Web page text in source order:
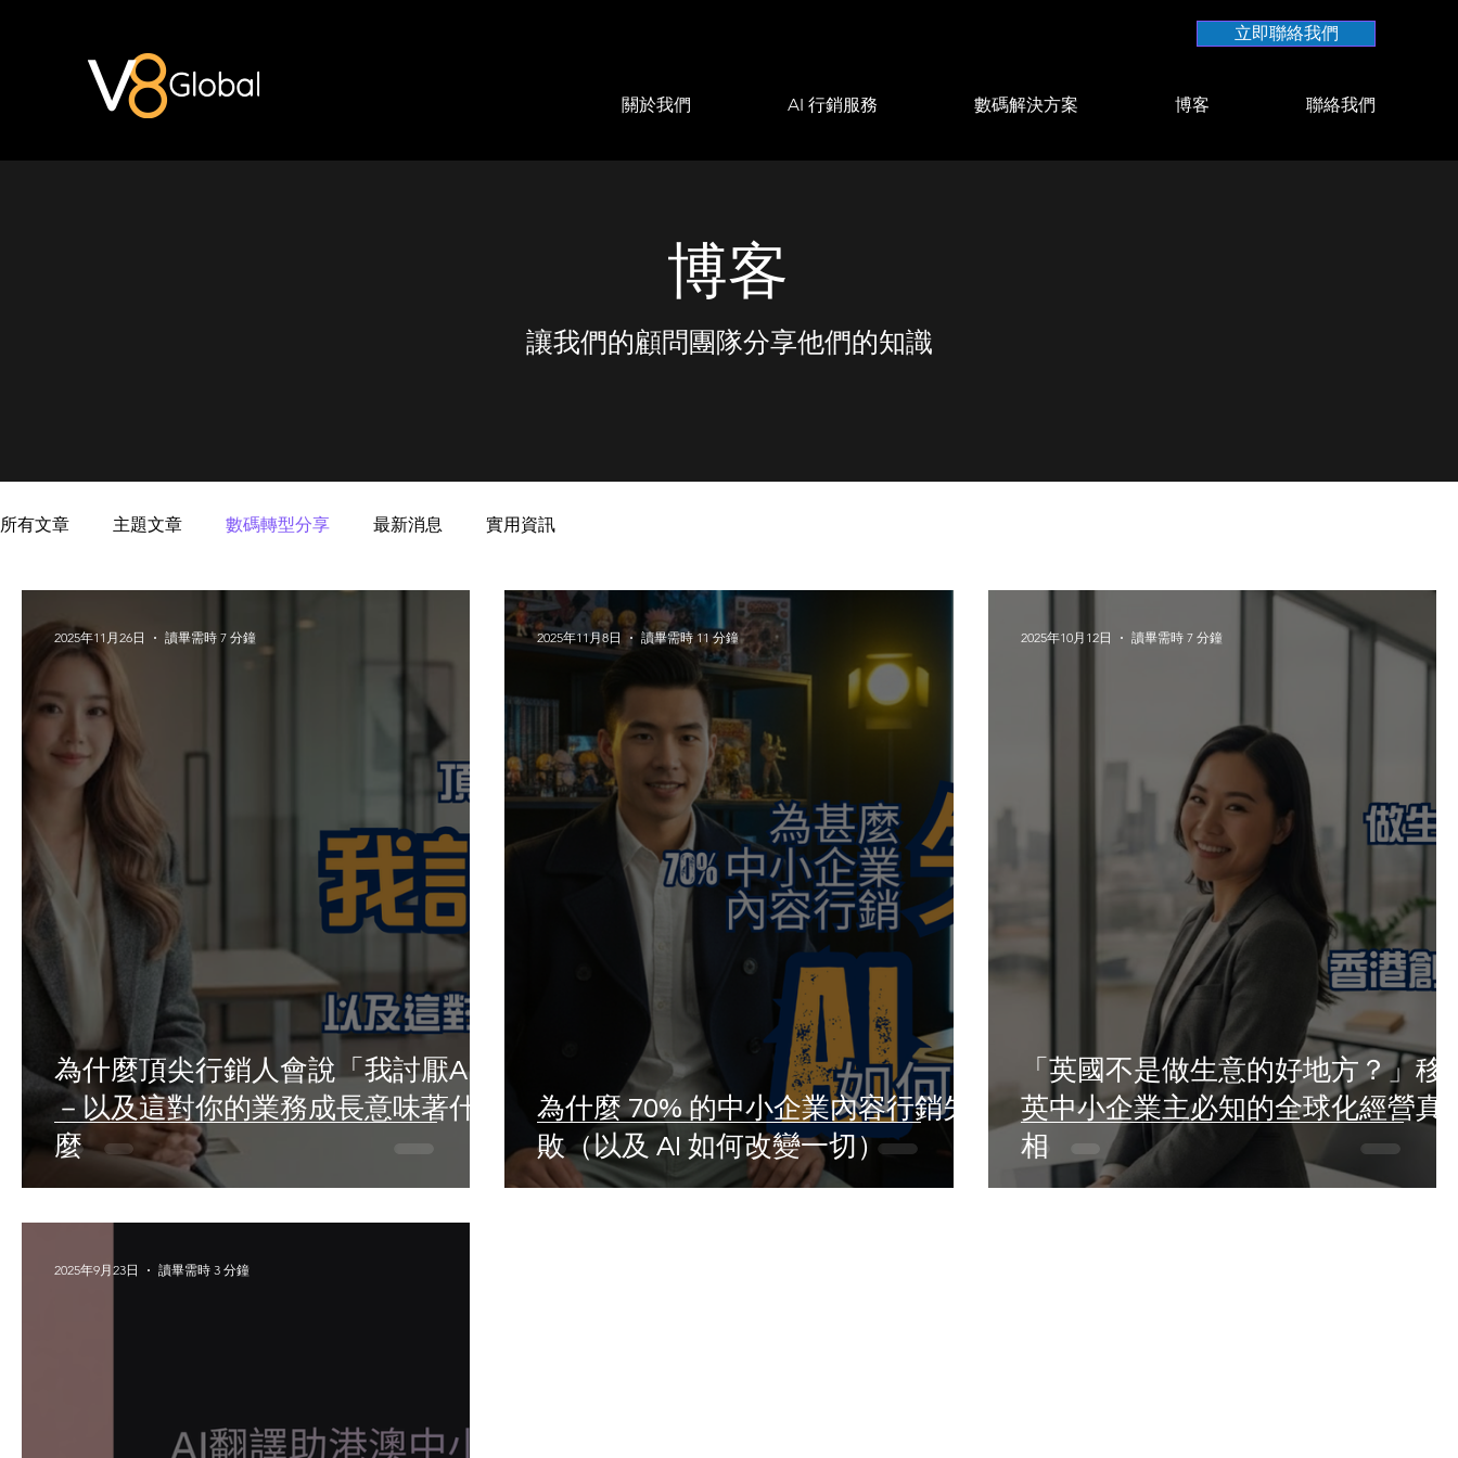
立即聯絡我們
關於我們 AI 行銷服務 數碼解決方案 博客 聯絡我們
博客
讓我們的顧問團隊分享他們的知識
所有文章 主題文章 數碼轉型分享 最新消息 實用資訊
為什麼頂尖行銷人會說「我討厭AI」
－以及這對你的業務成長意味著什
麼
2025年11月26日 讀畢需時 7 分鐘
為什麼 70% 的中小企業內容行銷失
敗（以及 AI 如何改變一切）
2025年11月8日 讀畢需時 11 分鐘
「英國不是做生意的好地方？」移
英中小企業主必知的全球化經營真
相
2025年10月12日 讀畢需時 7 分鐘
2025年9月23日 讀畢需時 3 分鐘